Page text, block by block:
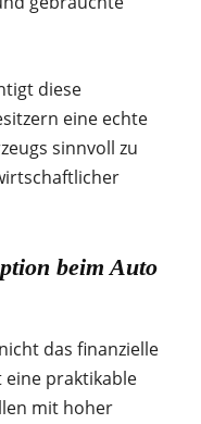
diese
eine echte
sinnvoll zu
beim Auto
das finanzielle
eine praktikable
mit hoher